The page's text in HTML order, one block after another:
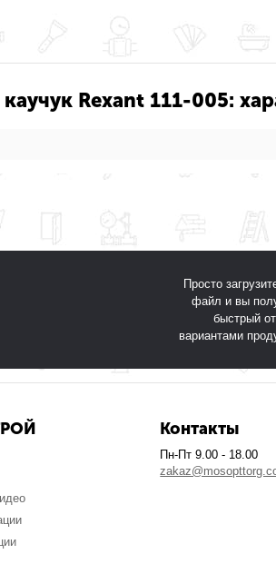
Rexant 111-005:
Просто
файл и вы
быстрый
вариантами
Контакты
Пн-Пт 9.00 - 18.00